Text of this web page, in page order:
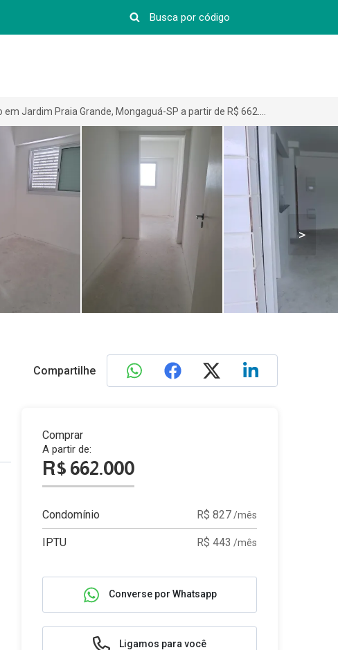
>
Compartilhe
Comprar
A partir de:
R$ 662.000
Condomínio R$ 827/mês
IPTU R$ 443 /mês
Converse por Whatsapp
Ligamos para você